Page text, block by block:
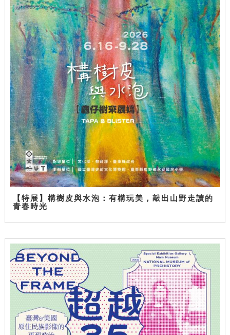
【特展】構樹皮與水泡：有構玩美，敲出山野走讀的
青春時光